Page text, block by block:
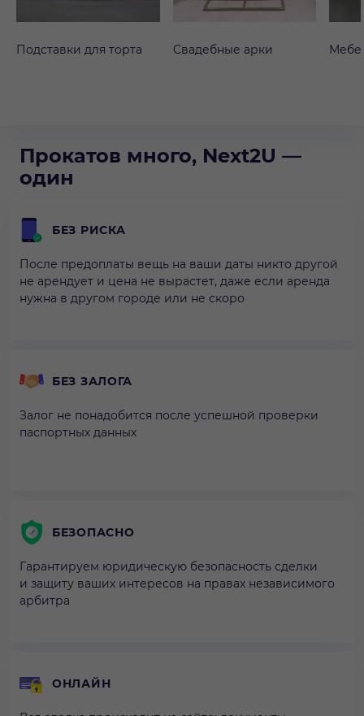
Подставки для торта Свадебные арки
Прокатов много, Next2U —
один
БЕЗ РИСКА
После предоплаты вещь на ваши даты никто другой
не арендует и цена не вырастет, даже если аренда
нужна в другом городе или не скоро
БЕЗ ЗАЛОГА
Залог не понадобится после успешной проверки
паспортных данных
БЕЗОПАСНО
Гарантируем юридическую безопасность сделки
и защиту ваших интересов на правах независимого
арбитра
ОНЛАЙН